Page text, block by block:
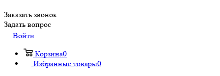
Заказать звонок
Задать вопрос
Войти
Корзина0
Избранные товары0